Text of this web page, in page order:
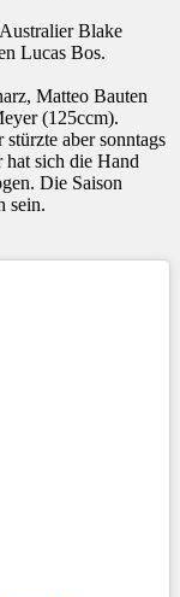
Blake
Lucas Bos.
Matteo Bauten
(125ccm).
aber sonntags
hat sich die Hand
Die Saison
sein.